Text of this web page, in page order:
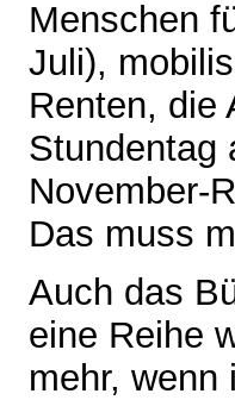
Menschen
Juli),
Renten, die
Stundentag
November-
Das muss
Auch das
eine Reihe
mehr, wenn